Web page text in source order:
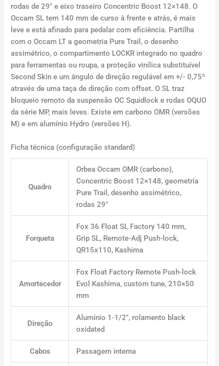
rodas de 29″ e eixo traseiro Concentric Boost 12×148. O
Occam SL tem 140 mm de curso à frente e atrás, é mais
leve e está afinado para pedalar com eficiência. Partilha
com o Occam LT a geometria Pure Trail, o desenho
assimétrico, o compartimento LOCKR integrado no quadro
para ferramentas ou roupa, a proteção vinílica substituível
Second Skin e um ângulo de direção regulável em +/- 0,75º
através de uma taça de direção com offset. O SL traz
bloqueio remoto da suspensão OC Squidlock e rodas OQUO
da série MP, mais leves. Existe em carbono OMR (versões
M) e em alumínio Hydro (versões H).
Ficha técnica (configuração standard)
Quadro
Orbea Occam OMR (carbono),
Concentric Boost 12×148, geometria
Pure Trail, desenho assimétrico,
rodas 29″
Forqueta
Fox 36 Float SL Factory 140 mm,
Grip SL, Remote-Adj Push-lock,
QR15x110, Kashima
Amortecedor
Fox Float Factory Remote Push-lock
Evol Kashima, custom tune, 210×50
mm
Direção
Alumínio 1-1/2″, rolamento black
oxidated
Cabos Passagem interna